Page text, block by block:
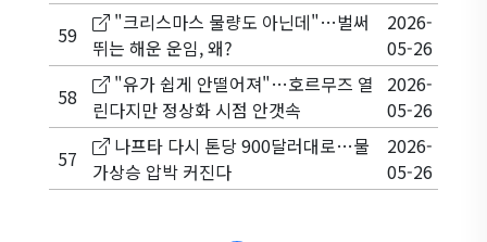
59
"크리스마스 물량도 아닌데"…벌써
뛰는 해운 운임, 왜?
2026-
05-26
58
"유가 쉽게 안떨어져"…호르무즈 열
린다지만 정상화 시점 안갯속
2026-
05-26
57
나프타 다시 톤당 900달러대로…물
가상승 압박 커진다
2026-
05-26